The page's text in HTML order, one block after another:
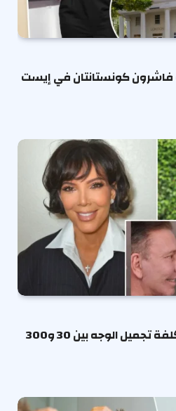
فاشرون كونستانتان في إيست
جراحون يكشفون فرق تكلفة تجميل الوجه بين 30 و300